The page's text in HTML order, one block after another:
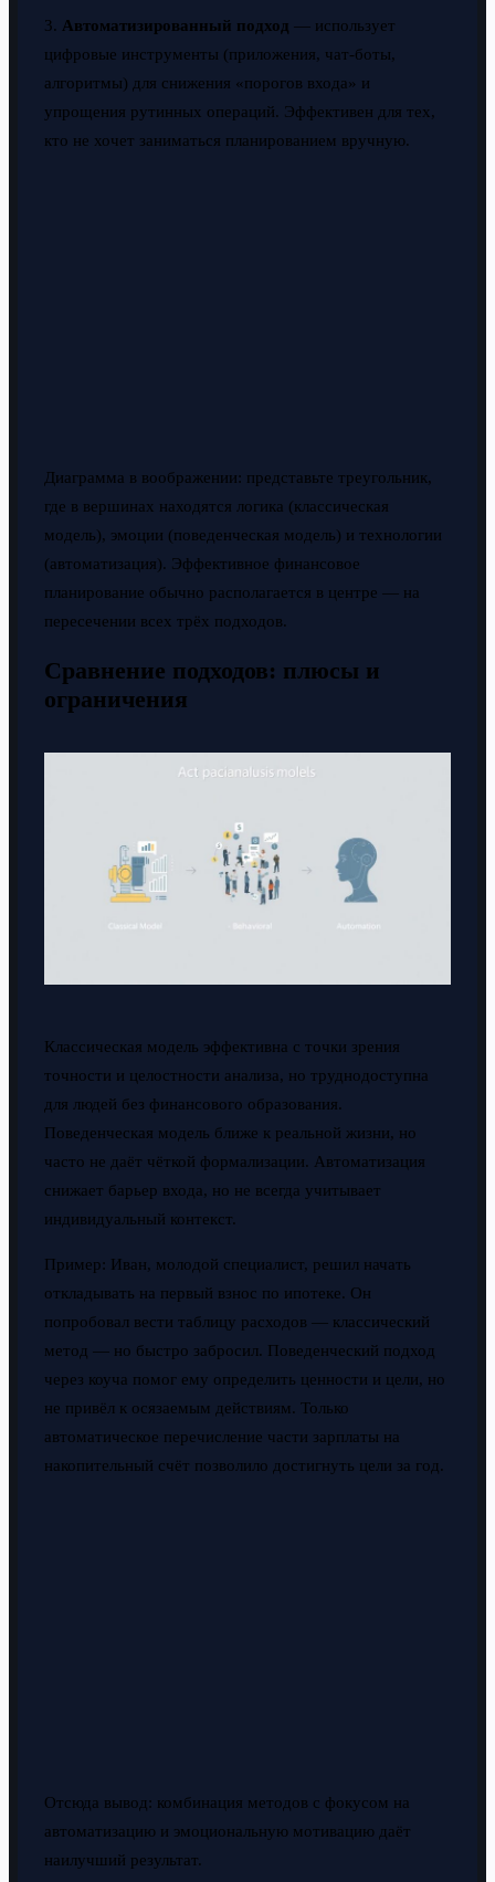
3. Автоматизированный подход — использует
цифровые инструменты (приложения, чат-боты,
алгоритмы) для снижения «порогов входа» и
упрощения рутинных операций. Эффективен для тех,
кто не хочет заниматься планированием вручную.
Диаграмма в воображении: представьте треугольник,
где в вершинах находятся логика (классическая
модель), эмоции (поведенческая модель) и технологии
(автоматизация). Эффективное финансовое
планирование обычно располагается в центре — на
пересечении всех трёх подходов.
Сравнение подходов: плюсы и
ограничения
Классическая модель эффективна с точки зрения
точности и целостности анализа, но труднодоступна
для людей без финансового образования.
Поведенческая модель ближе к реальной жизни, но
часто не даёт чёткой формализации. Автоматизация
снижает барьер входа, но не всегда учитывает
индивидуальный контекст.
Пример: Иван, молодой специалист, решил начать
откладывать на первый взнос по ипотеке. Он
попробовал вести таблицу расходов — классический
метод — но быстро забросил. Поведенческий подход
через коуча помог ему определить ценности и цели, но
не привёл к осязаемым действиям. Только
автоматическое перечисление части зарплаты на
накопительный счёт позволило достигнуть цели за год.
Отсюда вывод: комбинация методов с фокусом на
автоматизацию и эмоциональную мотивацию даёт
наилучший результат.